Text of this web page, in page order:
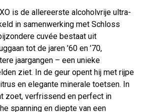
is de allereerste alcoholvrije ultra-
in samenwerking met Schloss
cuvée bestaat uit
tot de jaren ’60 en ’70,
jaargangen – een unieke
ziet. In de geur opent hij met rijpe
en elegante minerale toetsen. In
zoet, verfrissend en perfect in
spanning en diepte van een